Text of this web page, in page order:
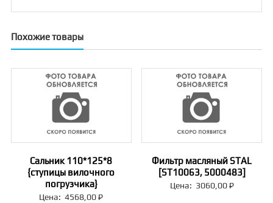
Похожие товары
Сальник 110*125*8
{ступицы вилочного
погрузчика}
Цена: 4568,00₽
Фильтр масляный STAL
[ST10063, 5000483]
Цена: 3060,00₽